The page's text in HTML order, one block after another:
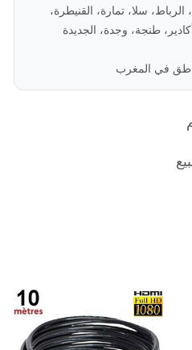
الرباط، سلا، تمارة، القنيطرة،
طنجة، وجدة، الجديدة